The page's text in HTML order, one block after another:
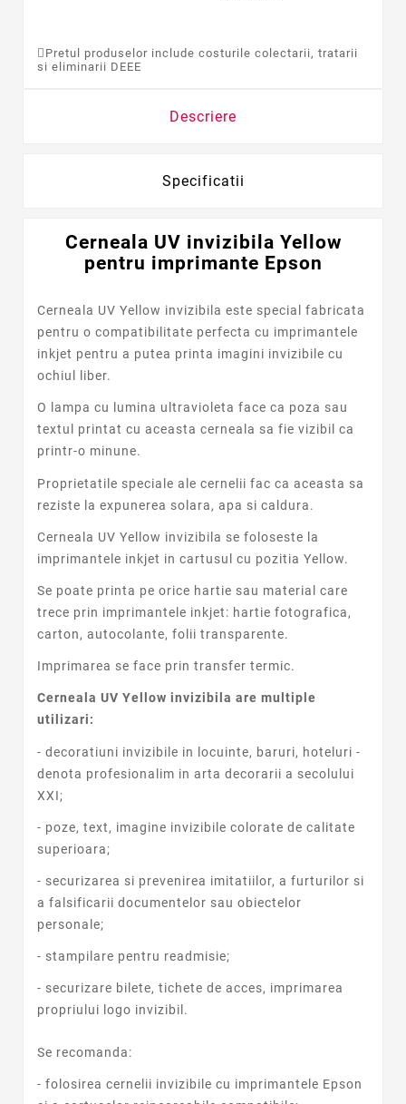
Pretul produselor include costurile colectarii, tratarii
si eliminarii DEEE
Descriere
Specificatii
Cerneala UV invizibila Yellow
pentru imprimante Epson
Cerneala UV Yellow invizibila este special fabricata
pentru o compatibilitate perfecta cu imprimantele
inkjet pentru a putea printa imagini invizibile cu
ochiul liber.
O lampa cu lumina ultravioleta face ca poza sau
textul printat cu aceasta cerneala sa fie vizibil ca
printr-o minune.
Proprietatile speciale ale cernelii fac ca aceasta sa
reziste la expunerea solara, apa si caldura.
Cerneala UV Yellow invizibila se foloseste la
imprimantele inkjet in cartusul cu pozitia Yellow.
Se poate printa pe orice hartie sau material care
trece prin imprimantele inkjet: hartie fotografica,
carton, autocolante, folii transparente.
Imprimarea se face prin transfer termic.
Cerneala UV Yellow invizibila are multiple
utilizari:
- decoratiuni invizibile in locuinte, baruri, hoteluri -
denota profesionalim in arta decorarii a secolului
XXI;
- poze, text, imagine invizibile colorate de calitate
superioara;
- securizarea si prevenirea imitatiilor, a furturilor si
a falsificarii documentelor sau obiectelor
personale;
- stampilare pentru readmisie;
- securizare bilete, tichete de acces, imprimarea
propriului logo invizibil.
Se recomanda:
- folosirea cernelii invizibile cu imprimantele Epson